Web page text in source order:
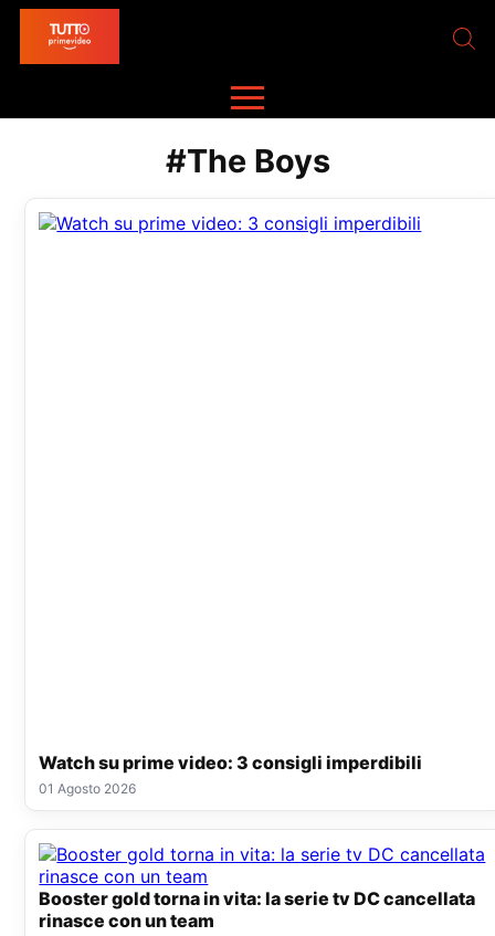
#The Boys
Watch su prime video: 3 consigli imperdibili
01 Agosto 2026
Booster gold torna in vita: la serie tv DC cancellata
rinasce con un team